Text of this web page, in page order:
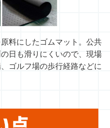
料にしたゴムマット。公共
日も滑りにくいので、現場
ゴルフ場の歩行経路などに